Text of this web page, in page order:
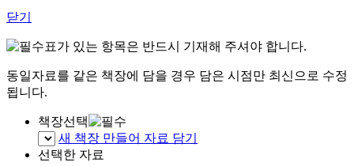
닫기
표가 있는 항목은 반드시 기재해 주셔야 합니다.
동일자료를 같은 책장에 담을 경우 담은 시점만 최신으로 수정
됩니다.
책장선택
새 책장 만들어 자료 담기
선택한 자료